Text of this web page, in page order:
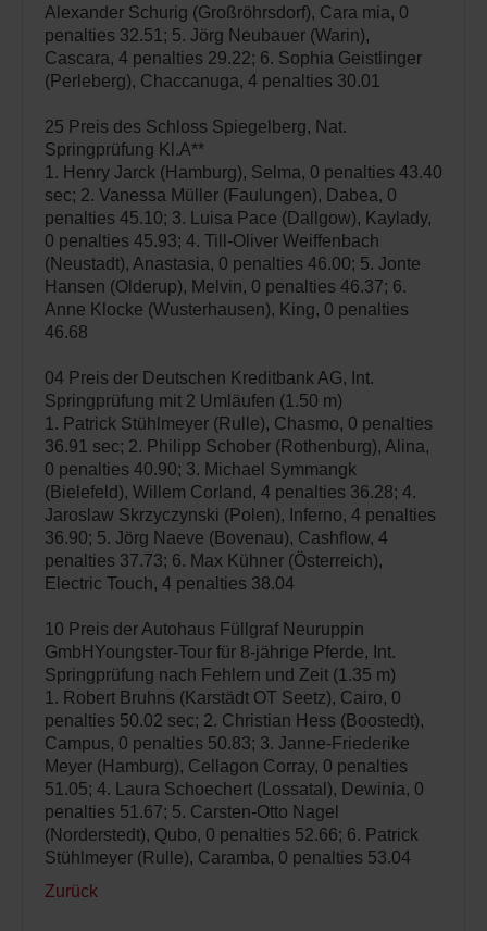
Alexander Schurig (Großröhrsdorf), Cara mia, 0
penalties 32.51; 5. Jörg Neubauer (Warin),
Cascara, 4 penalties 29.22; 6. Sophia Geistlinger
(Perleberg), Chaccanuga, 4 penalties 30.01
25 Preis des Schloss Spiegelberg, Nat.
Springprüfung Kl.A**
1. Henry Jarck (Hamburg), Selma, 0 penalties 43.40
sec; 2. Vanessa Müller (Faulungen), Dabea, 0
penalties 45.10; 3. Luisa Pace (Dallgow), Kaylady,
0 penalties 45.93; 4. Till-Oliver Weiffenbach
(Neustadt), Anastasia, 0 penalties 46.00; 5. Jonte
Hansen (Olderup), Melvin, 0 penalties 46.37; 6.
Anne Klocke (Wusterhausen), King, 0 penalties
46.68
04 Preis der Deutschen Kreditbank AG, Int.
Springprüfung mit 2 Umläufen (1.50 m)
1. Patrick Stühlmeyer (Rulle), Chasmo, 0 penalties
36.91 sec; 2. Philipp Schober (Rothenburg), Alina,
0 penalties 40.90; 3. Michael Symmangk
(Bielefeld), Willem Corland, 4 penalties 36.28; 4.
Jaroslaw Skrzyczynski (Polen), Inferno, 4 penalties
36.90; 5. Jörg Naeve (Bovenau), Cashflow, 4
penalties 37.73; 6. Max Kühner (Österreich),
Electric Touch, 4 penalties 38.04
10 Preis der Autohaus Füllgraf Neuruppin
GmbHYoungster-Tour für 8-jährige Pferde, Int.
Springprüfung nach Fehlern und Zeit (1.35 m)
1. Robert Bruhns (Karstädt OT Seetz), Cairo, 0
penalties 50.02 sec; 2. Christian Hess (Boostedt),
Campus, 0 penalties 50.83; 3. Janne-Friederike
Meyer (Hamburg), Cellagon Corray, 0 penalties
51.05; 4. Laura Schoechert (Lossatal), Dewinia, 0
penalties 51.67; 5. Carsten-Otto Nagel
(Norderstedt), Qubo, 0 penalties 52.66; 6. Patrick
Stühlmeyer (Rulle), Caramba, 0 penalties 53.04
Zurück